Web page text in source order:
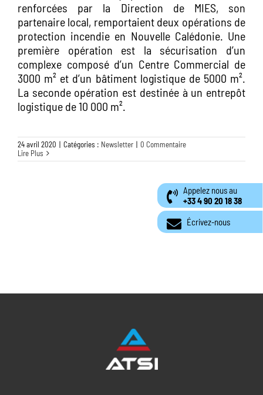
Appelez nous au
+33 4 90 20 18 38
Écrivez-nous
renforcées par la Direction de MIES, son
partenaire local, remportaient deux opérations de
protection incendie en Nouvelle Calédonie. Une
première opération est la sécurisation d’un
complexe composé d’un Centre Commercial de
3000 m² et d’un bâtiment logistique de 5000 m².
La seconde opération est destinée à un entrepôt
logistique de 10 000 m².
24 avril 2020 | Catégories : Newsletter | 0 Commentaire
Lire Plus